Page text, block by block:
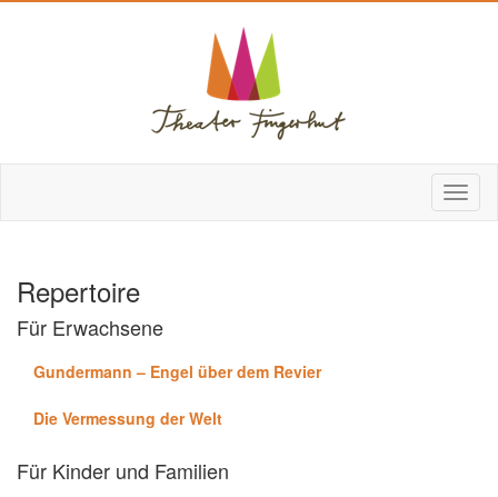
Repertoire
Für Erwachsene
Gundermann – Engel über dem Revier
Die Vermessung der Welt
Für Kinder und Familien